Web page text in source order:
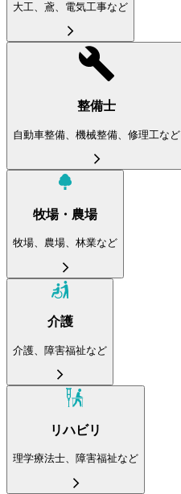
大工、鳶、電気工事など
整備士
自動車整備、機械整備、修理工など
牧場・農場
牧場、農場、林業など
介護
介護、障害福祉など
リハビリ
理学療法士、障害福祉など